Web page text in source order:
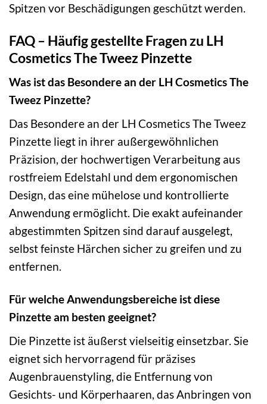
Spitzen vor Beschädigungen geschützt werden.
FAQ – Häufig gestellte Fragen zu LH
Cosmetics The Tweez Pinzette
Was ist das Besondere an der LH Cosmetics The
Tweez Pinzette?
Das Besondere an der LH Cosmetics The Tweez
Pinzette liegt in ihrer außergewöhnlichen
Präzision, der hochwertigen Verarbeitung aus
rostfreiem Edelstahl und dem ergonomischen
Design, das eine mühelose und kontrollierte
Anwendung ermöglicht. Die exakt aufeinander
abgestimmten Spitzen sind darauf ausgelegt,
selbst feinste Härchen sicher zu greifen und zu
entfernen.
Für welche Anwendungsbereiche ist diese
Pinzette am besten geeignet?
Die Pinzette ist äußerst vielseitig einsetzbar. Sie
eignet sich hervorragend für präzises
Augenbrauenstyling, die Entfernung von
Gesichts- und Körperhaaren, das Anbringen von